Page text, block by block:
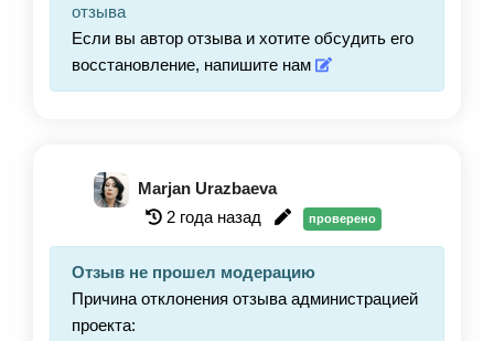
отзыва
Если вы автор отзыва и хотите обсудить его
восстановление, напишите нам
Marjan Urazbaeva
2 года назад
проверено
Отзыв не прошел модерацию
Причина отклонения отзыва администрацией
проекта: